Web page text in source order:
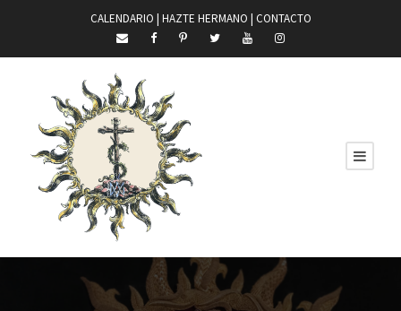
CALENDARIO | HAZTE HERMANO | CONTACTO